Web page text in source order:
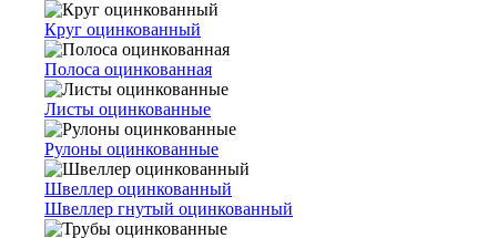
Круг оцинкованный
Полоса оцинкованная
Листы оцинкованные
Рулоны оцинкованные
Швеллер оцинкованный
Швеллер гнутый оцинкованный